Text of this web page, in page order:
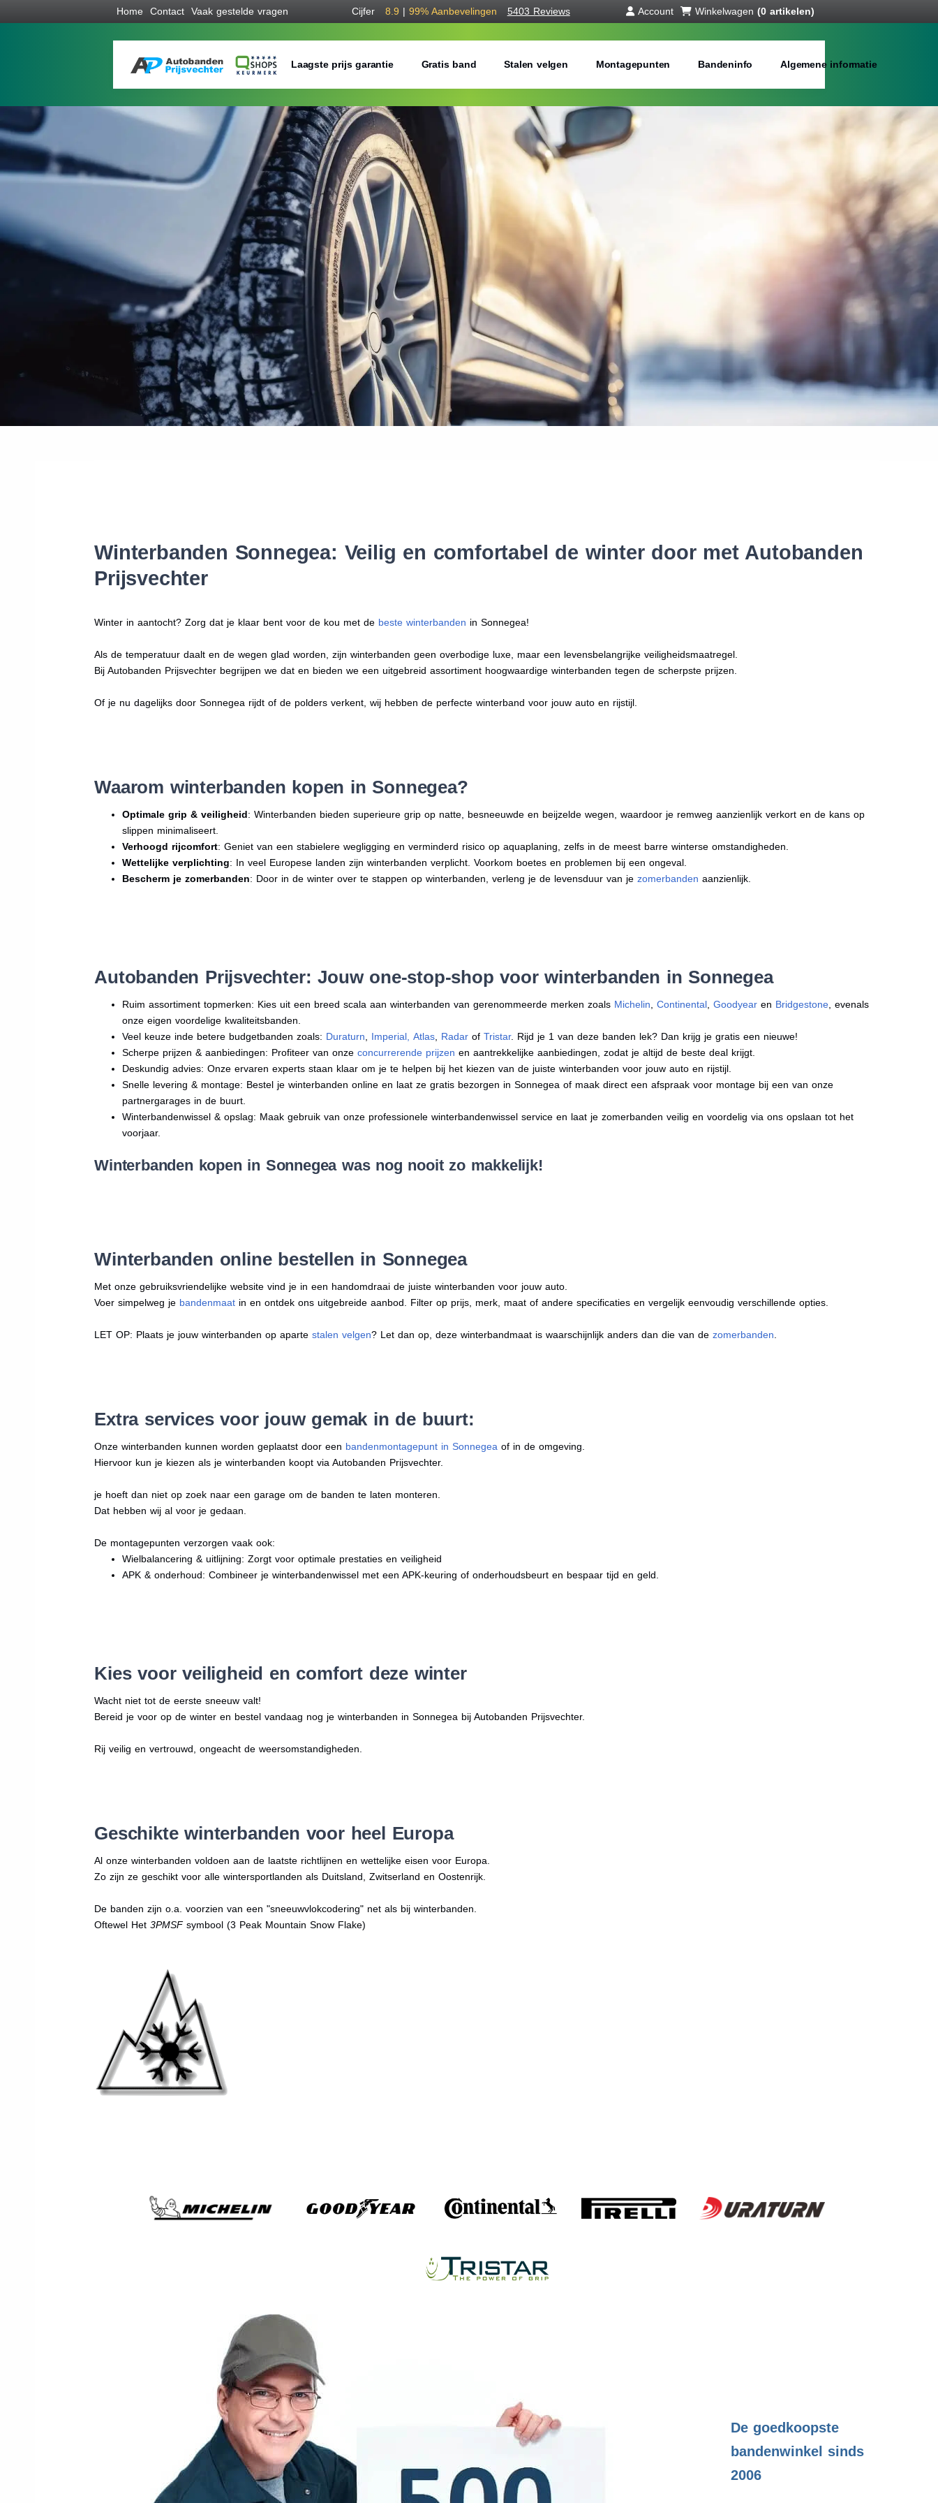
Home Contact Vaak gestelde vragen Cijfer 8.9 | 99% Aanbevelingen 5403 Reviews Account Winkelwagen (0 artikelen)
Laagste prijs garantie Gratis band Stalen velgen Montagepunten Bandeninfo Algemene informatie
Bestel voordelig winterbanden
Seizoen:
Breedte: Hoogte:
Waar vind ik de maat van mijn banden
Help mij met bestellen
Winterbanden Sonnegea: Veilig en comfortabel de winter door met Autobanden
Prijsvechter
Winter in aantocht? Zorg dat je klaar bent voor de kou met de beste winterbanden in Sonnegea!
Als de temperatuur daalt en de wegen glad worden, zijn winterbanden geen overbodige luxe, maar een levensbelangrijke veiligheidsmaatregel.
Bij Autobanden Prijsvechter begrijpen we dat en bieden we een uitgebreid assortiment hoogwaardige winterbanden tegen de scherpste prijzen.
Of je nu dagelijks door Sonnegea rijdt of de polders verkent, wij hebben de perfecte winterband voor jouw auto en rijstijl.
Waarom winterbanden kopen in Sonnegea?
Optimale grip & veiligheid: Winterbanden bieden superieure grip op natte, besneeuwde en beijzelde wegen, waardoor je remweg aanzienlijk verkort en de kans op
slippen minimaliseert.
Verhoogd rijcomfort: Geniet van een stabielere wegligging en verminderd risico op aquaplaning, zelfs in de meest barre winterse omstandigheden.
Wettelijke verplichting: In veel Europese landen zijn winterbanden verplicht. Voorkom boetes en problemen bij een ongeval.
Bescherm je zomerbanden: Door in de winter over te stappen op winterbanden, verleng je de levensduur van jezomerbanden aanzienlijk.
Autobanden Prijsvechter: Jouw one-stop-shop voor winterbanden in Sonnegea
Ruim assortiment topmerken: Kies uit een breed scala aan winterbanden van gerenommeerde merken zoals Michelin ,Continental ,Goodyear en Bridgestone , evenals
onze eigen voordelige kwaliteitsbanden.
Veel keuze inde betere budgetbanden zoals: Duraturn Imperial Atlas Radar ofTristar. Rijd je 1 van deze banden lek? Dan krijg je gratis een nieuwe!
Scherpe prijzen & aanbiedingen: Profiteer van onzeconcurrerende prijzen en aantrekkelijke aanbiedingen, zodat je altijd de beste deal krijgt.
Deskundig advies: Onze ervaren experts staan klaar om je te helpen bij het kiezen van de juiste winterbanden voor jouw auto en rijstijl.
Snelle levering & montage: Bestel je winterbanden online en laat ze gratis bezorgen in Sonnegea of maak direct een afspraak voor montage bij een van onze
partnergarages in de buurt.
Winterbandenwissel & opslag: Maak gebruik van onze professionele winterbandenwissel service en laat je zomerbanden veilig en voordelig via ons opslaan tot het
voorjaar.
Winterbanden kopen in Sonnegea was nog nooit zo makkelijk!
Winterbanden online bestellen in Sonnegea
Met onze gebruiksvriendelijke website vind je in een handomdraai de juiste winterbanden voor jouw auto.
Voer simpelweg je bandenmaat in en ontdek ons uitgebreide aanbod. Filter op prijs, merk, maat of andere specificaties en vergelijk eenvoudig verschillende opties.
LET OP: Plaats je jouw winterbanden op apartestalen velgen? Let dan op, deze winterbandmaat is waarschijnlijk anders dan die van dezomerbanden
Extra services voor jouw gemak in de buurt:
Onze winterbanden kunnen worden geplaatst door een bandenmontagepunt in Sonnegea of in de omgeving.
Hiervoor kun je kiezen als je winterbanden koopt via Autobanden Prijsvechter.
je hoeft dan niet op zoek naar een garage om de banden te laten monteren.
Dat hebben wij al voor je gedaan.
De montagepunten verzorgen vaak ook:
Wielbalancering & uitlijning: Zorgt voor optimale prestaties en veiligheid
APK & onderhoud: Combineer je winterbandenwissel met een APK-keuring of onderhoudsbeurt en bespaar tijd en geld.
Kies voor veiligheid en comfort deze winter
Wacht niet tot de eerste sneeuw valt!
Bereid je voor op de winter en bestel vandaag nog je winterbanden in Sonnegea bij Autobanden Prijsvechter.
Rij veilig en vertrouwd, ongeacht de weersomstandigheden.
Geschikte winterbanden voor heel Europa
Al onze winterbanden voldoen aan de laatste richtlijnen en wettelijke eisen voor Europa.
Zo zijn ze geschikt voor alle wintersportlanden als Duitsland, Zwitserland en Oostenrijk.
De banden zijn o.a. voorzien van een "sneeuwvlokcodering" net als bij winterbanden.
Oftewel Het3PMSFsymbool (3 Peak Mountain Snow Flake)
De goedkoopste
bandenwinkel sinds
2006